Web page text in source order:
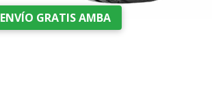
ENVÍO GRATIS AMBA